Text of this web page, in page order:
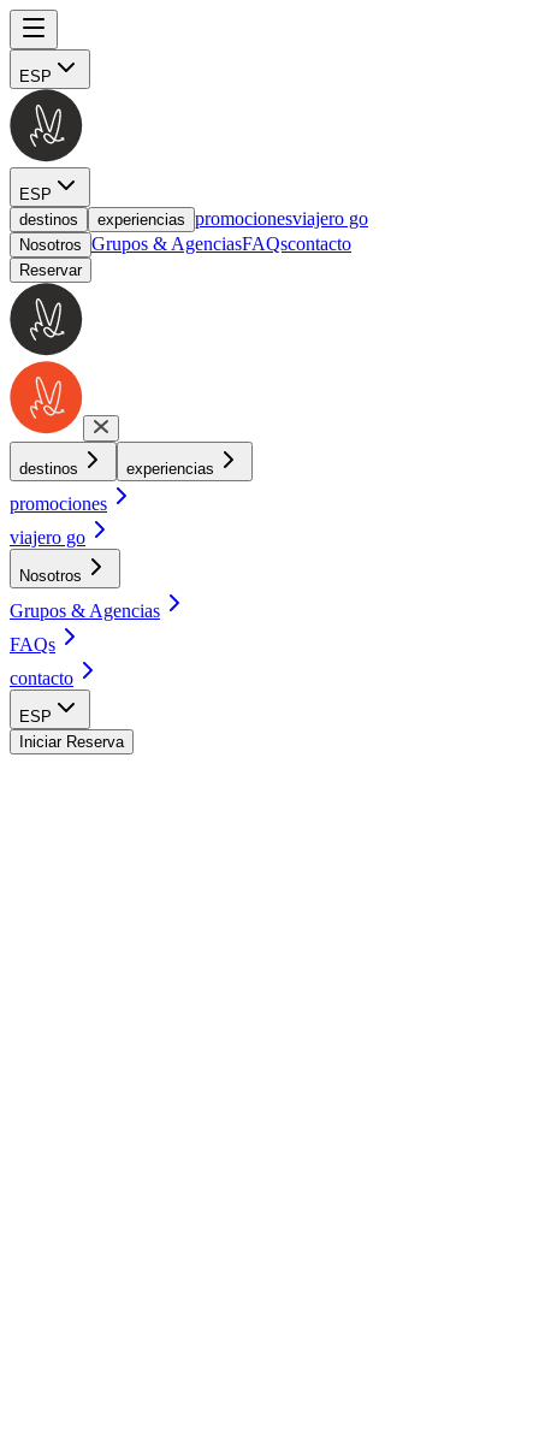
ESP
ESP
destinos
experiencias promocionesviajero go
Nosotros Grupos & AgenciasFAQscontacto
Reservar
destinos experiencias
promociones
viajero go
Nosotros
Grupos & Agencias
FAQs
contacto
ESP
Iniciar Reserva